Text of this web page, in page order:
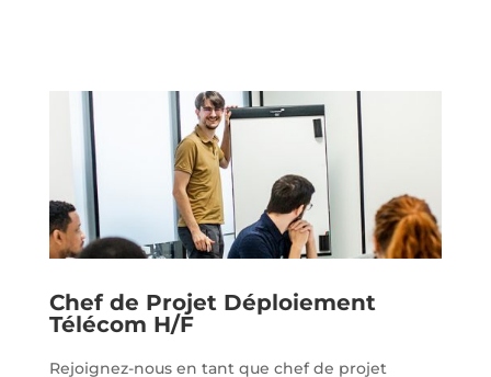
Chef de Projet Déploiement
Télécom H/F
Rejoignez-nous en tant que chef de projet